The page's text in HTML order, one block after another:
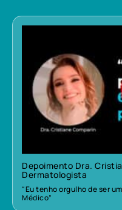
Depoimento Dra.
Dermatologista
“Eu tenho orgulho de ser
Médico”